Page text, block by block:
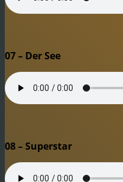
07 – Der See
08 – Superstar